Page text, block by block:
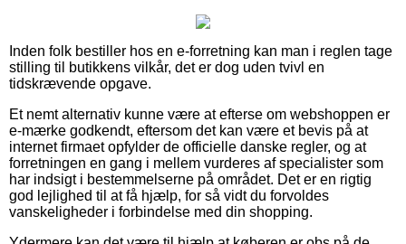
Inden folk bestiller hos en e-forretning kan man i reglen tage
stilling til butikkens vilkår, det er dog uden tvivl en
tidskrævende opgave.
Et nemt alternativ kunne være at efterse om webshoppen er
e-mærke godkendt, eftersom det kan være et bevis på at
internet firmaet opfylder de officielle danske regler, og at
forretningen en gang i mellem vurderes af specialister som
har indsigt i bestemmelserne på området. Det er en rigtig
god lejlighed til at få hjælp, for så vidt du forvoldes
vanskeligheder i forbindelse med din shopping.